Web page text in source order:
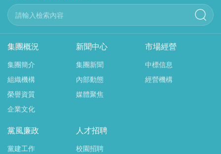
集團概況
集團簡介
組織機構
榮譽資質
企業文化
新聞中心
集團新聞
內部動態
媒體聚焦
市場經營
中標信息
經營機構
黨風廉政
黨建工作
人才招聘
校園招聘